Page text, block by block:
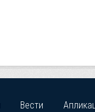
Вести